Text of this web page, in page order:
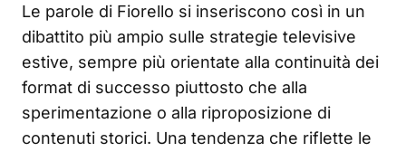
Le parole di Fiorello si inseriscono così in un
dibattito più ampio sulle strategie televisive
estive, sempre più orientate alla continuità dei
format di successo piuttosto che alla
sperimentazione o alla riproposizione di
contenuti storici. Una tendenza che riflette le